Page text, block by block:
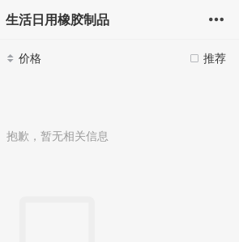
生活日用橡胶制品
推荐
价格
抱歉，暂无相关信息